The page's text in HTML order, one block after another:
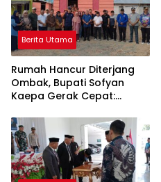
Berita Utama
Rumah Hancur Diterjang
Ombak, Bupati Sofyan
Kaepa Gerak Cepat:
Diserahkan!